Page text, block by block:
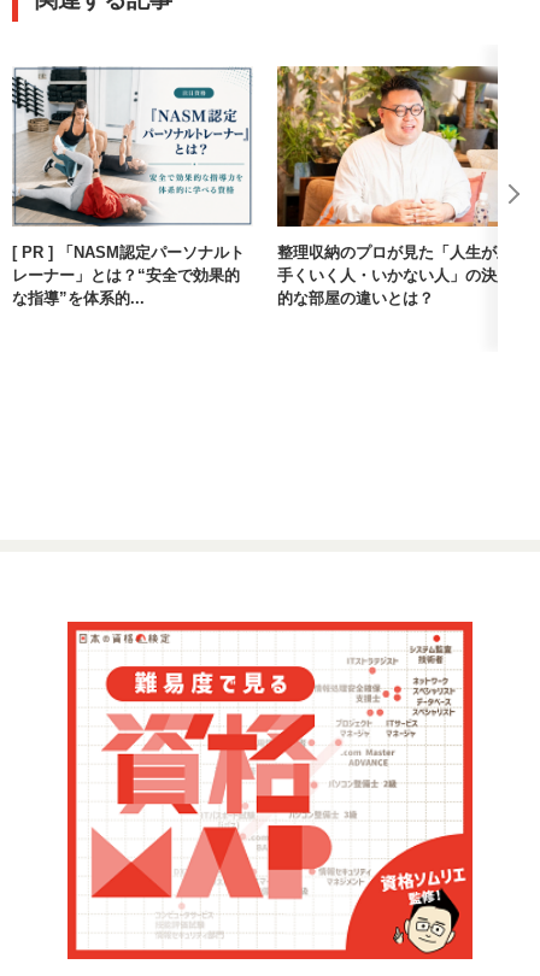
[ PR ] 「NASM認定パーソナルト
レーナー」とは？“安全で効果的
な指導”を体系的...
整理収納のプロが見た「人生が上
手くいく人・いかない人」の決定
的な部屋の違いとは？